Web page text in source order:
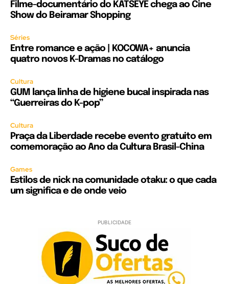
Filme-documentário do KATSEYE chega ao Cine
Show do Beiramar Shopping
Séries
Entre romance e ação | KOCOWA+ anuncia
quatro novos K-Dramas no catálogo
Cultura
GUM lança linha de higiene bucal inspirada nas
“Guerreiras do K-pop”
Cultura
Praça da Liberdade recebe evento gratuito em
comemoração ao Ano da Cultura Brasil-China
Games
Estilos de nick na comunidade otaku: o que cada
um significa e de onde veio
PUBLICIDADE